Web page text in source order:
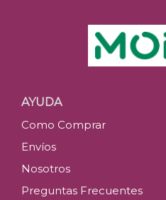
AYUDA
Como Comprar
Envíos
Nosotros
Preguntas Frecuentes